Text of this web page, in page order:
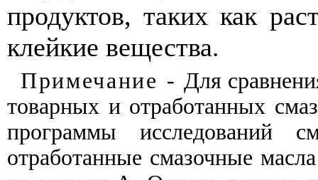
продуктов,таких как
клейкие вещества.
Примечание - Для
товарных и отработанных
программы
исследований
отработанные смазочные масла